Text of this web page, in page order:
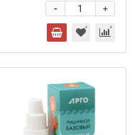
+
-